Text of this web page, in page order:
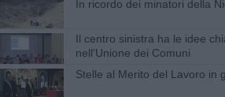
In ricordo dei minatori della
Il centro sinistra ha le idee
nell'Unione dei Comuni
Stelle al Merito del Lavoro in